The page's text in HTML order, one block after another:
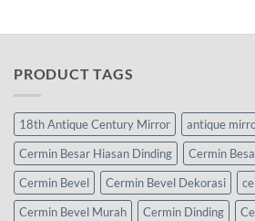
PRODUCT TAGS
18th Antique Century Mirror
antique
Cermin Besar Hiasan Dinding
Cermin
Cermin Bevel
Cermin Bevel Dekorasi
Cermin Bevel Murah
Cermin Dinding